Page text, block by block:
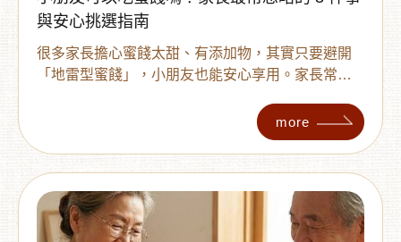
與安心挑選指南
很多家長擔心蜜餞太甜、有添加物，其實只要避開
「地雷型蜜餞」，小朋友也能安心享用。家長常忽
more